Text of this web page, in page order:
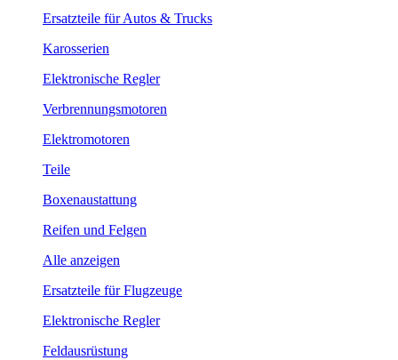
Ersatzteile für Autos & Trucks
Karosserien
Elektronische Regler
Verbrennungsmotoren
Elektromotoren
Teile
Boxenaustattung
Reifen und Felgen
Alle anzeigen
Ersatzteile für Flugzeuge
Elektronische Regler
Feldausrüstung